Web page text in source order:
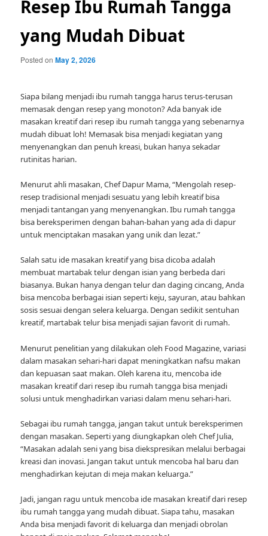
Resep Ibu Rumah Tangga
yang Mudah Dibuat
Posted onMay 2, 2026
Siapa bilang menjadi ibu rumah tangga harus terus-terusan
memasak dengan resep yang monoton? Ada banyak ide
masakan kreatif dari resep ibu rumah tangga yang sebenarnya
mudah dibuat loh! Memasak bisa menjadi kegiatan yang
menyenangkan dan penuh kreasi, bukan hanya sekadar
rutinitas harian.
Menurut ahli masakan, Chef Dapur Mama, “Mengolah resep-
resep tradisional menjadi sesuatu yang lebih kreatif bisa
menjadi tantangan yang menyenangkan. Ibu rumah tangga
bisa bereksperimen dengan bahan-bahan yang ada di dapur
untuk menciptakan masakan yang unik dan lezat.”
Salah satu ide masakan kreatif yang bisa dicoba adalah
membuat martabak telur dengan isian yang berbeda dari
biasanya. Bukan hanya dengan telur dan daging cincang, Anda
bisa mencoba berbagai isian seperti keju, sayuran, atau bahkan
sosis sesuai dengan selera keluarga. Dengan sedikit sentuhan
kreatif, martabak telur bisa menjadi sajian favorit di rumah.
Menurut penelitian yang dilakukan oleh Food Magazine, variasi
dalam masakan sehari-hari dapat meningkatkan nafsu makan
dan kepuasan saat makan. Oleh karena itu, mencoba ide
masakan kreatif dari resep ibu rumah tangga bisa menjadi
solusi untuk menghadirkan variasi dalam menu sehari-hari.
Sebagai ibu rumah tangga, jangan takut untuk bereksperimen
dengan masakan. Seperti yang diungkapkan oleh Chef Julia,
“Masakan adalah seni yang bisa diekspresikan melalui berbagai
kreasi dan inovasi. Jangan takut untuk mencoba hal baru dan
menghadirkan kejutan di meja makan keluarga.”
Jadi, jangan ragu untuk mencoba ide masakan kreatif dari resep
ibu rumah tangga yang mudah dibuat. Siapa tahu, masakan
Anda bisa menjadi favorit di keluarga dan menjadi obrolan